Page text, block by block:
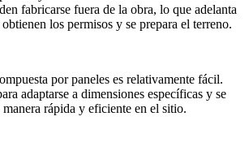
fabricarse fuera de la obra, lo que adelanta
los permisos y se prepara el terreno.
por paneles es relativamente fácil.
adaptarse a dimensiones específicas y se
rápida y eficiente en el sitio.